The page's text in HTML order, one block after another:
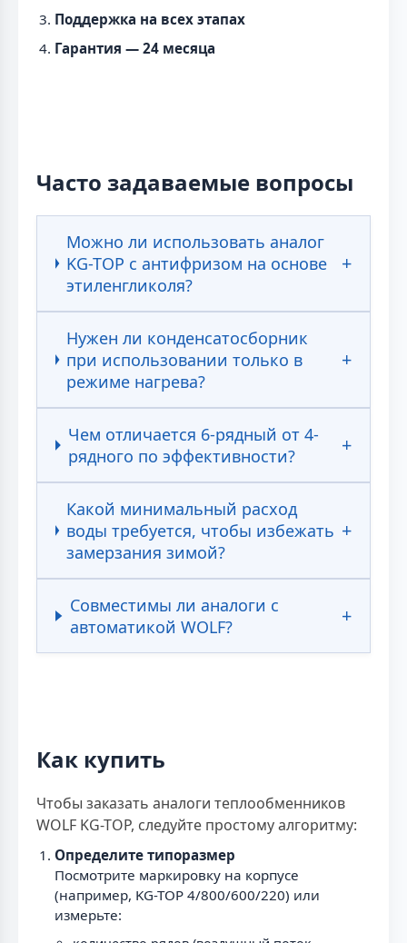
Поддержка на всех этапах
Гарантия — 24 месяца
Часто задаваемые вопросы
Можно ли использовать аналог
KG-TOP с антифризом на основе
этиленгликоля?
Нужен ли конденсатосборник
при использовании только в
режиме нагрева?
Чем отличается 6-рядный от 4-
рядного по эффективности?
Какой минимальный расход
воды требуется, чтобы избежать
замерзания зимой?
Совместимы ли аналоги с
автоматикой WOLF?
Как купить
Чтобы заказать аналоги теплообменников
WOLF KG-TOP, следуйте простому алгоритму:
Определите типоразмер
Посмотрите маркировку на корпусе
(например, KG-TOP 4/800/600/220) или
измерьте: